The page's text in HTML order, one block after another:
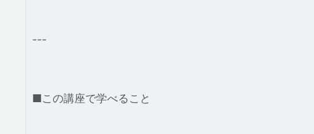
---
■この講座で学べること